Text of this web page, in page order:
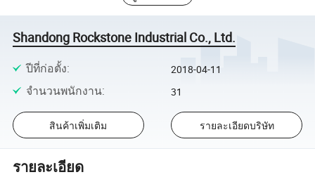
Shandong Rockstone Industrial Co., Ltd.
ปีที่ก่อตั้ง: 2018-04-11
จำนวนพนักงาน: 31
สินค้าเพิ่มเติม รายละเอียดบริษัท
รายละเอียด